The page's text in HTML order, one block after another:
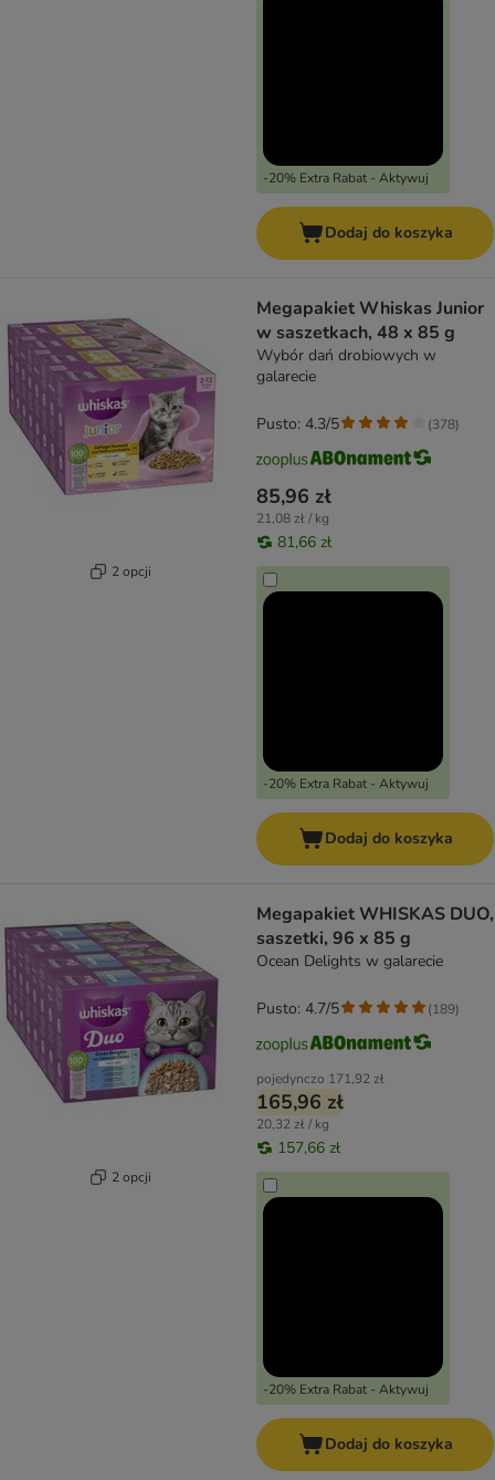
-20% Extra Rabat - Aktywuj
Dodaj do koszyka
2 opcji
Megapakiet Whiskas Junior
w saszetkach, 48 x 85 g
Wybór dań drobiowych w
galarecie
85,96 zł
21,08 zł / kg
81,66 zł
-20% Extra Rabat - Aktywuj
Pusto: 4.3/5 (378)
Dodaj do koszyka
2 opcji
Megapakiet WHISKAS DUO,
saszetki, 96 x 85 g
Ocean Delights w galarecie
pojedynczo 171,92 zł
165,96 zł
20,32 zł / kg
157,66 zł
-20% Extra Rabat - Aktywuj
Pusto: 4.7/5 (189)
Dodaj do koszyka